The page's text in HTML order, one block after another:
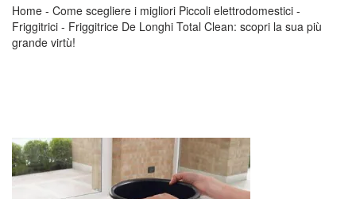
Home - Come scegliere i migliori Piccoli elettrodomestici -
Friggitrici - Friggitrice De Longhi Total Clean: scopri la sua più
grande virtù!